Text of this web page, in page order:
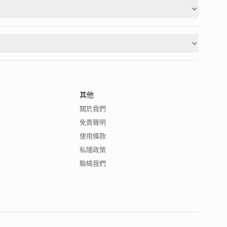
其他
關於我們
免責聲明
使用條款
私隱政策
聯絡我們